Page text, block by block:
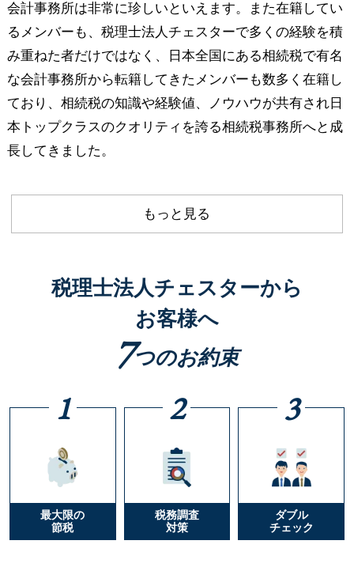
会計事務所は非常に珍しいといえます。また在籍してい
るメンバーも、税理士法人チェスターで多くの経験を積
み重ねた者だけではなく、日本全国にある相続税で有名
な会計事務所から転籍してきたメンバーも数多く在籍し
ており、相続税の知識や経験値、ノウハウが共有され日
本トップクラスのクオリティを誇る相続税事務所へと成
長してきました。
もっと見る
税理士法人チェスターから
お客様へ
7つのお約束
1
最大限の
節税
2
税務調査
対策
3
ダブル
チェック